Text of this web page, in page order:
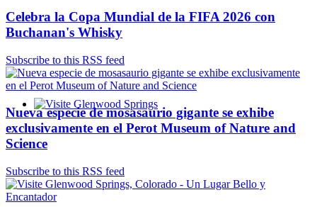
Glenwood Springs - Bello y Encantador
Celebra la Copa Mundial de la FIFA 2026 con
Buchanan's Whisky
Subscribe to this RSS feed
Nueva especie de mosasaurio gigante se exhibe
exclusivamente en el Perot Museum of Nature and
Science
Subscribe to this RSS feed